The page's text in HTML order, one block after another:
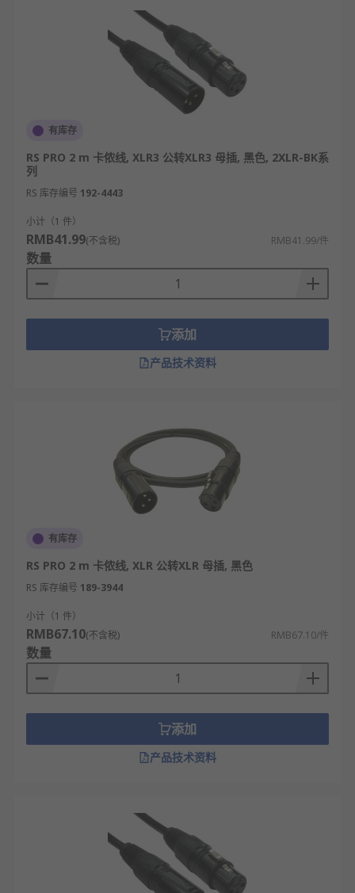
有库存
RS PRO 2 m 卡侬线, XLR3 公转XLR3 母插, 黑色, 2XLR-BK系
列
RS 库存编号 192-4443
小计（1 件）
RMB41.99(不含税) RMB41.99/件
数量
添加
产品技术资料
有库存
RS PRO 2 m 卡侬线, XLR 公转XLR 母插, 黑色
RS 库存编号 189-3944
小计（1 件）
RMB67.10(不含税) RMB67.10/件
数量
添加
产品技术资料